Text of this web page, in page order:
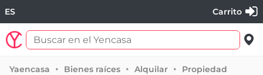
ES Carrito
Yaencasa Bienes raíces Alquilar
Propiedad